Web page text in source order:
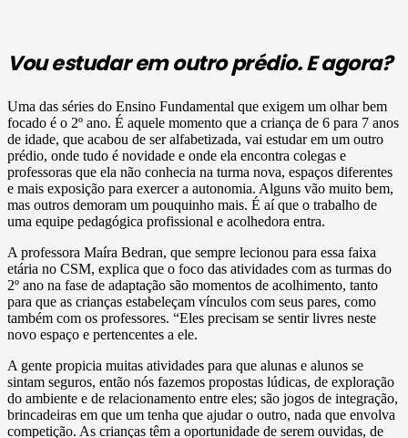
Vou estudar em outro prédio. E agora?
Uma das séries do Ensino Fundamental que exigem um olhar bem
focado é o 2º ano. É aquele momento que a criança de 6 para 7 anos
de idade, que acabou de ser alfabetizada, vai estudar em um outro
prédio, onde tudo é novidade e onde ela encontra colegas e
professoras que ela não conhecia na turma nova, espaços diferentes
e mais exposição para exercer a autonomia. Alguns vão muito bem,
mas outros demoram um pouquinho mais. É aí que o trabalho de
uma equipe pedagógica profissional e acolhedora entra.
A professora Maíra Bedran, que sempre lecionou para essa faixa
etária no CSM, explica que o foco das atividades com as turmas do
2º ano na fase de adaptação são momentos de acolhimento, tanto
para que as crianças estabeleçam vínculos com seus pares, como
também com os professores. “Eles precisam se sentir livres neste
novo espaço e pertencentes a ele.
A gente propicia muitas atividades para que alunas e alunos se
sintam seguros, então nós fazemos propostas lúdicas, de exploração
do ambiente e de relacionamento entre eles; são jogos de integração,
brincadeiras em que um tenha que ajudar o outro, nada que envolva
competição. As crianças têm a oportunidade de serem ouvidas, de